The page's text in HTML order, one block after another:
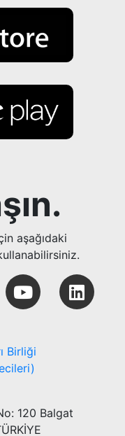
aşağıdaki
Birliği
120 Balgat